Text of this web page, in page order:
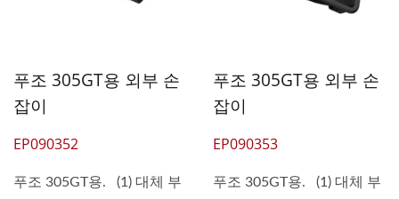
푸조 305GT용 외부 손
잡이
EP090352
푸조 305GT용. (1) 대체 부
푸조 305GT용 외부 손
잡이
EP090353
푸조 305GT용. (1) 대체 부